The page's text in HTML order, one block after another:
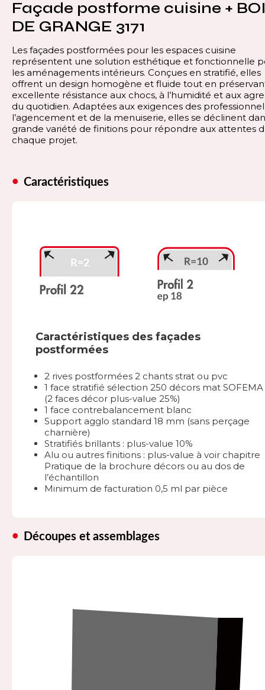
Façade postforme cuisine +
DE GRANGE 3171
Les façades postformées pour les espaces cuisine
représentent une solution esthétique et fonctionnelle
les aménagements intérieurs. Conçues en stratifié, elles
offrent un design homogène et fluide tout en
excellente résistance aux chocs, à l’humidité et aux
du quotidien. Adaptées aux exigences des
l’agencement et de la menuiserie, elles se déclinent
grande variété de finitions pour répondre aux attentes
chaque projet.
Caractéristiques
Caractéristiques des façades
postformées
2 rives postformées 2 chants strat ou pvc
1 face stratifié sélection 250 décors mat SOFEMA
(2 faces décor plus-value 25%)
1 face contrebalancement blanc
Support agglo standard 18 mm (sans perçage
charnière)
Stratifiés brillants : plus-value 10%
Alu ou autres finitions : plus-value à voir chapitre
Pratique de la brochure décors ou au dos de
l’échantillon
Minimum de facturation 0,5 ml par pièce
Découpes et assemblages